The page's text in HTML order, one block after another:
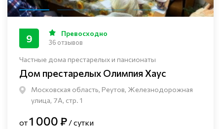
Частные дома престарелых и пансионаты
Дом престарелых Олимпия Хаус
Московская область, Реутов, Железнодорожная
улица, 7А, стр. 1
9 Превосходно
36 отзывов
от1 000 ₽ / сутки